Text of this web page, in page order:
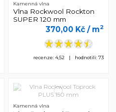
Kamenná vlna
Vlna Rockwool Rockton
SUPER 120 mm
370,00 Kč / m2
recenze: 4,52 | hodnotili: 73
Kamenná vlna